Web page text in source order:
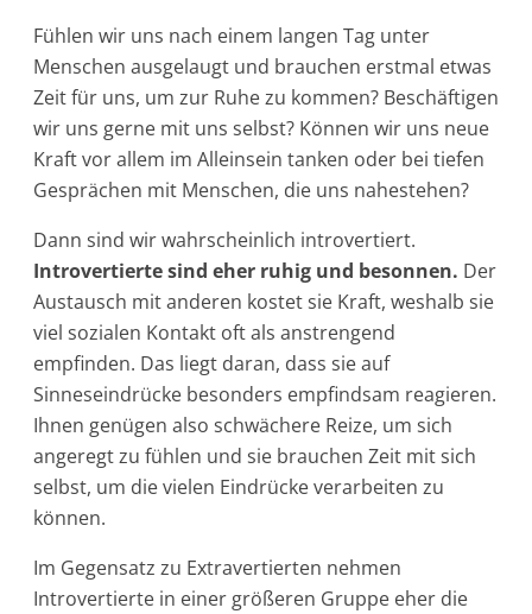
Fühlen wir uns nach einem langen Tag unter
Menschen ausgelaugt und brauchen erstmal etwas
Zeit für uns, um zur Ruhe zu kommen? Beschäftigen
wir uns gerne mit uns selbst? Können wir uns neue
Kraft vor allem im Alleinsein tanken oder bei tiefen
Gesprächen mit Menschen, die uns nahestehen?
Dann sind wir wahrscheinlich introvertiert.
Introvertierte sind eher ruhig und besonnen. Der
Austausch mit anderen kostet sie Kraft, weshalb sie
viel sozialen Kontakt oft als anstrengend
empfinden. Das liegt daran, dass sie auf
Sinneseindrücke besonders empfindsam reagieren.
Ihnen genügen also schwächere Reize, um sich
angeregt zu fühlen und sie brauchen Zeit mit sich
selbst, um die vielen Eindrücke verarbeiten zu
können.
Im Gegensatz zu Extravertierten nehmen
Introvertierte in einer größeren Gruppe eher die